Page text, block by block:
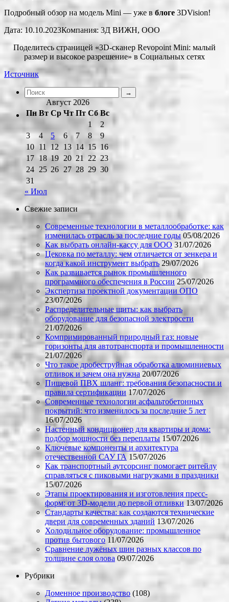
Подробный обзор на модель Mini — уже в блоге 3DVision!
Дата: 10.10.2023Компания: 3Д ВИЖН, ООО
Поделитесь страницей «3D-сканер Revopoint Mini: малый
размер и высокое разрешение» в Социальных сетях
Источник
Август 2026
Пн Вт Ср Чт Пт Сб Вс
1
2
3
4 5 6 7 8
9
10 11 12 13 14 15 16
17 18 19 20 21 22 23
24 25 26 27 28 29 30
31
« Июл
Свежие записи
Современные технологии в металлообработке: как
изменилась отрасль за последние годы 05/08/2026
Как выбрать онлайн-кассу для ООО 31/07/2026
Цековка по металлу: чем отличается от зенкера и
когда какой инструмент выбрать 29/07/2026
Как развивается рынок промышленного
программного обеспечения в России 25/07/2026
Экспертиза проектной документации ОПО
23/07/2026
Распределительные щиты: как выбрать
оборудование для безопасной электросети
21/07/2026
Компримированный природный газ: новые
горизонты для автотранспорта и промышленности
21/07/2026
Что такое дробеструйная обработка алюминиевых
отливок и зачем она нужна 20/07/2026
Пищевой ПВХ шланг: требования безопасности и
правила сертификации 17/07/2026
Современные технологии асфальтобетонных
покрытий: что изменилось за последние 5 лет
16/07/2026
Настенный кондиционер для квартиры и дома:
подбор мощности без переплаты 15/07/2026
Ключевые компоненты и архитектура
отечественной САУ ГА 15/07/2026
Как транспортный аутсорсинг помогает ритейлу
справляться с пиковыми нагрузками в праздники
15/07/2026
Этапы проектирования и изготовления пресс-
форм: от 3D-модели до первой отливки 13/07/2026
Стандарты качества: как создаются технические
двери для современных зданий 13/07/2026
Холодильное оборудование: промышленное
против бытового 11/07/2026
Сравнение лужёных шин разных классов по
толщине слоя олова 09/07/2026
Рубрики
Доменное производство (108)